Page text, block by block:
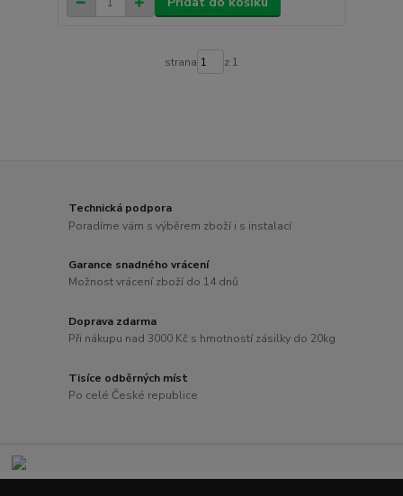
strana z 1
Technická podpora
Poradíme vám s výběrem zboží i s instalací
Garance snadného vrácení
Možnost vrácení zboží do 14 dnů
Doprava zdarma
Při nákupu nad 3000 Kč s hmotností zásilky do 20kg
Tisíce odběrných míst
Po celé České republice